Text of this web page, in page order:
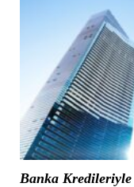
Banka Kredileriyle